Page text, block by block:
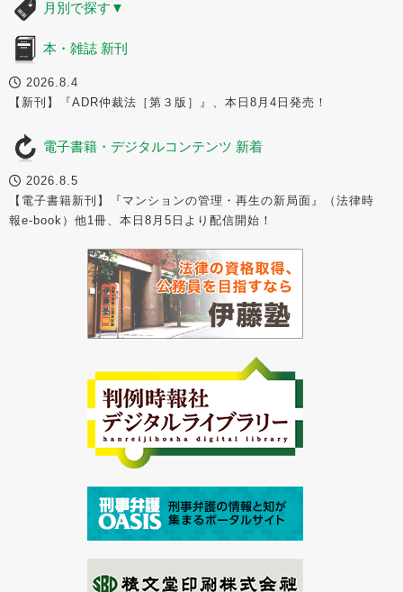
月別で探す ▼
本・雑誌 新刊
2026.8.4
【新刊】『ADR仲裁法［第３版］』、本日8月4日発売！
電子書籍・デジタルコンテンツ 新着
2026.8.5
【電子書籍新刊】『マンションの管理・再生の新局面』（法律時
報e-book）他1冊、本日8月5日より配信開始！